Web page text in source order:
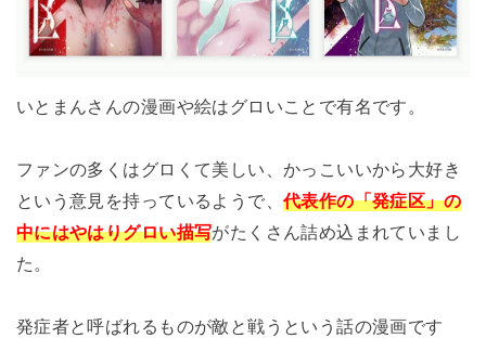
いとまんさんの漫画や絵はグロいことで有名です。
ファンの多くはグロくて美しい、かっこいいから大好き
という意見を持っているようで、代表作の「発症区」の
中にはやはりグロい描写がたくさん詰め込まれていまし
た。
発症者と呼ばれるものが敵と戦うという話の漫画です